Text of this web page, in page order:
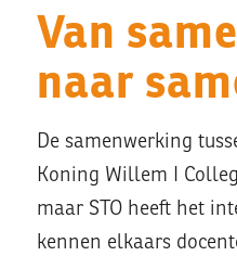
Van
naar
De samenwerking
Koning Willem I
maar STO heeft het
kennen elkaars